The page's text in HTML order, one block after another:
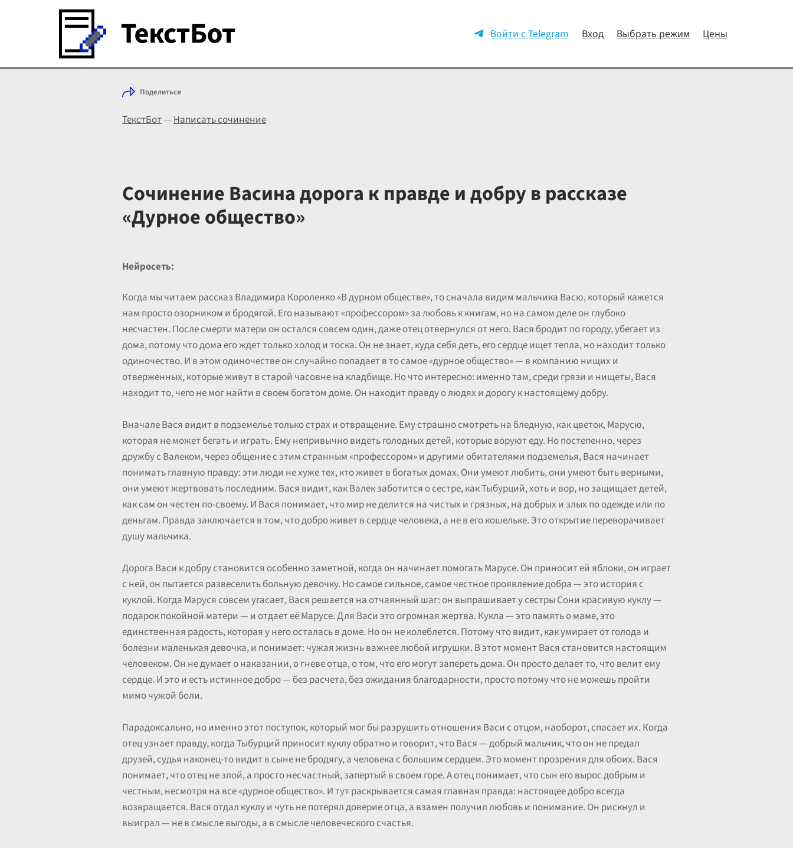
Войти с Telegram Вход Выбрать режим Цены
Поделиться
ТекстБот—Написать сочинение
Сочинение Васина дорога к правде и добру в рассказе
«Дурное общество»
Нейросеть:
Когда мы читаем рассказ Владимира Короленко «В дурном обществе», то сначала видим мальчика Васю, который кажется
нам просто озорником и бродягой. Его называют «профессором» за любовь к книгам, но на самом деле он глубоко
несчастен. После смерти матери он остался совсем один, даже отец отвернулся от него. Вася бродит по городу, убегает из
дома, потому что дома его ждет только холод и тоска. Он не знает, куда себя деть, его сердце ищет тепла, но находит только
одиночество. И в этом одиночестве он случайно попадает в то самое «дурное общество» — в компанию нищих и
отверженных, которые живут в старой часовне на кладбище. Но что интересно: именно там, среди грязи и нищеты, Вася
находит то, чего не мог найти в своем богатом доме. Он находит правду о людях и дорогу к настоящему добру.
Вначале Вася видит в подземелье только страх и отвращение. Ему страшно смотреть на бледную, как цветок, Марусю,
которая не может бегать и играть. Ему непривычно видеть голодных детей, которые воруют еду. Но постепенно, через
дружбу с Валеком, через общение с этим странным «профессором» и другими обитателями подземелья, Вася начинает
понимать главную правду: эти люди не хуже тех, кто живет в богатых домах. Они умеют любить, они умеют быть верными,
они умеют жертвовать последним. Вася видит, как Валек заботится о сестре, как Тыбурций, хоть и вор, но защищает детей,
как сам он честен по-своему. И Вася понимает, что мир не делится на чистых и грязных, на добрых и злых по одежде или по
деньгам. Правда заключается в том, что добро живет в сердце человека, а не в его кошельке. Это открытие переворачивает
душу мальчика.
Дорога Васи к добру становится особенно заметной, когда он начинает помогать Марусе. Он приносит ей яблоки, он играет
с ней, он пытается развеселить больную девочку. Но самое сильное, самое честное проявление добра — это история с
куклой. Когда Маруся совсем угасает, Вася решается на отчаянный шаг: он выпрашивает у сестры Сони красивую куклу —
подарок покойной матери — и отдает её Марусе. Для Васи это огромная жертва. Кукла — это память о маме, это
единственная радость, которая у него осталась в доме. Но он не колеблется. Потому что видит, как умирает от голода и
болезни маленькая девочка, и понимает: чужая жизнь важнее любой игрушки. В этот момент Вася становится настоящим
человеком. Он не думает о наказании, о гневе отца, о том, что его могут запереть дома. Он просто делает то, что велит ему
сердце. И это и есть истинное добро — без расчета, без ожидания благодарности, просто потому что не можешь пройти
мимо чужой боли.
Парадоксально, но именно этот поступок, который мог бы разрушить отношения Васи с отцом, наоборот, спасает их. Когда
отец узнает правду, когда Тыбурций приносит куклу обратно и говорит, что Вася — добрый мальчик, что он не предал
друзей, судья наконец-то видит в сыне не бродягу, а человека с большим сердцем. Это момент прозрения для обоих. Вася
понимает, что отец не злой, а просто несчастный, запертый в своем горе. А отец понимает, что сын его вырос добрым и
честным, несмотря на все «дурное общество». И тут раскрывается самая главная правда: настоящее добро всегда
возвращается. Вася отдал куклу и чуть не потерял доверие отца, а взамен получил любовь и понимание. Он рискнул и
выиграл — не в смысле выгоды, а в смысле человеческого счастья.